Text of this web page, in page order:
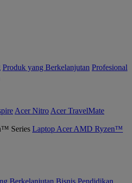
Produk yang Berkelanjutan Profesional
Acer Nitro Acer TravelMate
Laptop Acer AMD Ryzen™
Berkelanjutan Bisnis Pendidikan